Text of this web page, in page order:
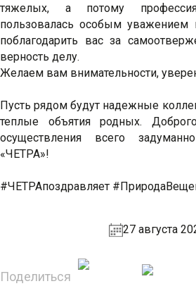
тяжелых, а потому
пользовалась особым уважением
поблагодарить вас за
верность делу.
Желаем вам внимательности,
Пусть рядом будут надежные
теплые объятия родных.
осуществления всего
«ЧЕТРА»!
#ЧЕТРАпоздравляет
Поделиться
27 августа